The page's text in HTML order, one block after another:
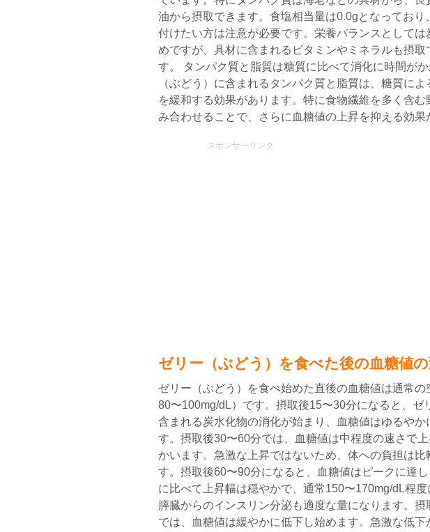
油から摂取できます。食塩相当量は0.0gとなっており
付けたい方は注意が必要です。栄養バランスとしては
めですが、具材に含まれるビタミンやミネラルも摂取
す。 タンパク質と脂質は糖質に比べて消化に時間が
（ぶどう）に含まれるタンパク質と脂質は、糖質に
を緩和する効果があります。特に食物繊維を多く含む
み合わせることで、さらに血糖値の上昇を抑える効果
スポンサーリンク
ゼリー（ぶどう）を食べた後の血糖値
ゼリー（ぶどう）を食べ始めた直後の血糖値は通常の
80〜100mg/dL）です。摂取後15〜30分になると、ゼ
含まれる炭水化物の消化が始まり、血糖値はゆるやか
す。摂取後30〜60分では、血糖値は中程度の速さで
かいます。急激な上昇ではないため、体への負担は比
す。摂取後60〜90分になると、血糖値はピークに達
に比べて上昇幅は穏やかで、通常150〜170mg/dL程度
膵臓からのインスリン分泌も適度な量になります。摂
では、血糖値は緩やかに低下し始めます。急激な低下